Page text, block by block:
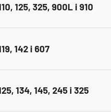
125, 325, 900L i 910
142 i 607
134, 145, 245 i 325